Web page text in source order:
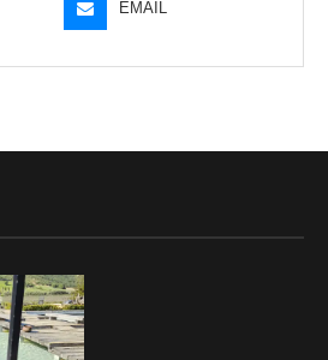
EMAIL